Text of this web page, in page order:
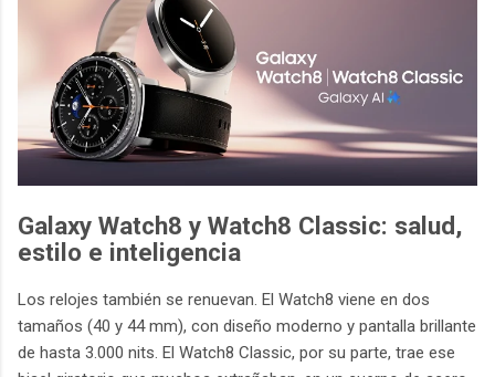
Galaxy Watch8 y Watch8 Classic: salud,
estilo e inteligencia
Los relojes también se renuevan. El Watch8 viene en dos
tamaños (40 y 44 mm), con diseño moderno y pantalla brillante
de hasta 3.000 nits. El Watch8 Classic, por su parte, trae ese